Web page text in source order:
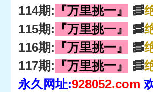
114期: 『万里挑一』 🥓
115期: 『万里挑一』 🥓
116期: 『万里挑一』 🥓
117期: 『万里挑一』 🥓
永久网址:928052.com